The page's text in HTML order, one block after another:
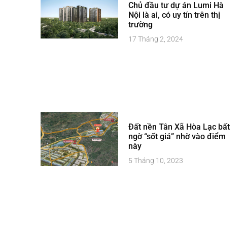
Chủ đầu tư dự án Lumi Hà
Nội là ai, có uy tín trên thị
trường
17 Tháng 2, 2024
Đất nền Tân Xã Hòa Lạc bất
ngờ “sốt giá” nhờ vào điểm
này
5 Tháng 10, 2023